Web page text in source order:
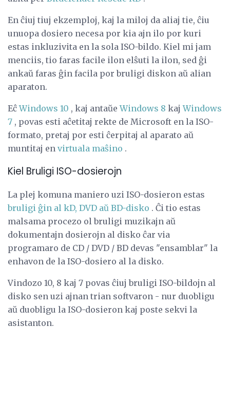
En ĉiuj tiuj ekzemploj, kaj la miloj da aliaj tie, ĉiu
unuopa dosiero necesa por kia ajn ilo por kuri
estas inkluzivita en la sola ISO-bildo. Kiel mi jam
menciis, tio faras facile ilon elŝuti la ilon, sed ĝi
ankaŭ faras ĝin facila por bruligi diskon aŭ alian
aparaton.
EĉWindows 10 , kaj antaŭeWindows 8 kajWindows
7 , povas esti aĉetitaj rekte de Microsoft en la ISO-
formato, pretaj por esti ĉerpitaj al aparato aŭ
muntitaj en virtuala maŝino .
Kiel Bruligi ISO-dosierojn
La plej komuna maniero uzi ISO-dosieron estas
bruligi ĝin al kD, DVD aŭ BD-disko . Ĉi tio estas
malsama procezo ol bruligi muzikajn aŭ
dokumentajn dosierojn al disko ĉar via
programaro de CD / DVD / BD devas "ensamblar" la
enhavon de la ISO-dosiero al la disko.
Vindozo 10, 8 kaj 7 povas ĉiuj bruligi ISO-bildojn al
disko sen uzi ajnan trian softvaron - nur duobligu
aŭ duobligu la ISO-dosieron kaj poste sekvi la
asistanton.